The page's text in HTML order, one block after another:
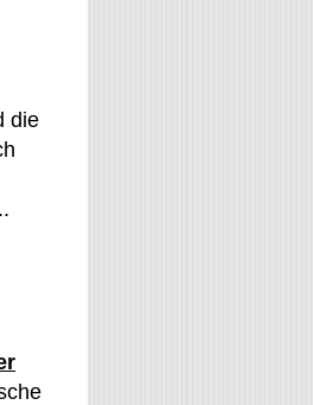
die